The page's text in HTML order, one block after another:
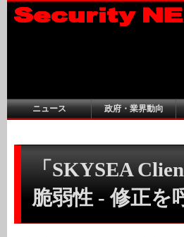
ニュース 政府・業界動向
「SKYSEA
脆弱性 - 修正を